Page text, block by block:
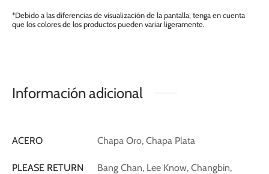
*Debido a las diferencias de visualización de la pantalla, tenga en cuenta
que los colores de los productos pueden variar ligeramente.
Información adicional
ACERO Chapa Oro, Chapa Plata
PLEASE RETURN
Bang Chan, Lee Know, Changbin,